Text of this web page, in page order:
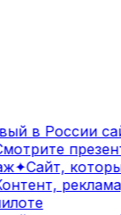
в России
✦Сайт,